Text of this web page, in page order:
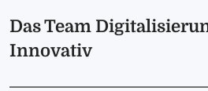
Das Team
Innovativ